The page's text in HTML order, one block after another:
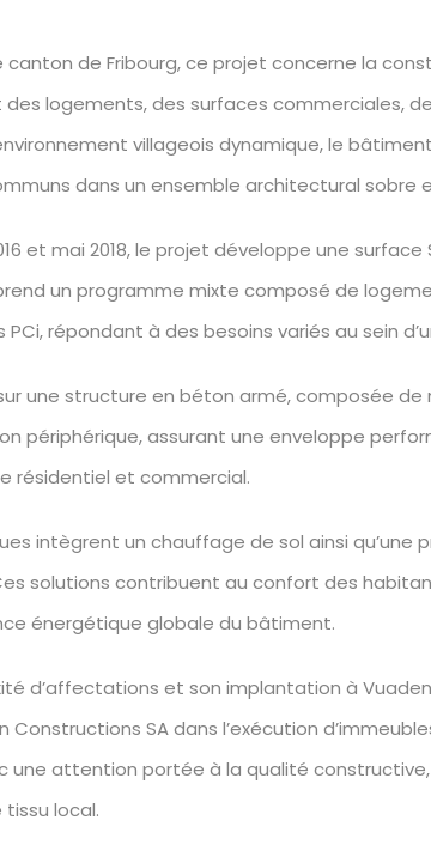
canton de Fribourg, ce projet concerne la
logements, des surfaces commerciales,
villageois dynamique, le
dans un ensemble architectural sobre
et mai 2018, le projet développe une surface
un programme mixte composé de
PCi, répondant à des besoins variés au sein
une structure en béton armé, composée de
périphérique, assurant une enveloppe
résidentiel et commercial.
intègrent un chauffage de sol ainsi qu’une
solutions contribuent au confort des
énergétique globale du bâtiment.
d’affectations et son implantation à
SA dans l’exécution
une attention portée à la qualité
local.